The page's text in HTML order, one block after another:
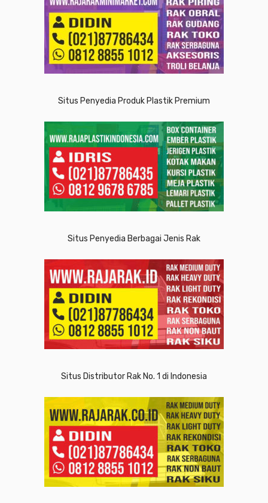
Situs Penyedia Produk Plastik Premium
Situs Penyedia Berbagai Jenis Rak
Situs Distributor Rak No. 1 di Indonesia